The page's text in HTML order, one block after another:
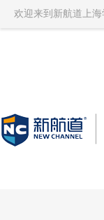
欢迎来到新航道上